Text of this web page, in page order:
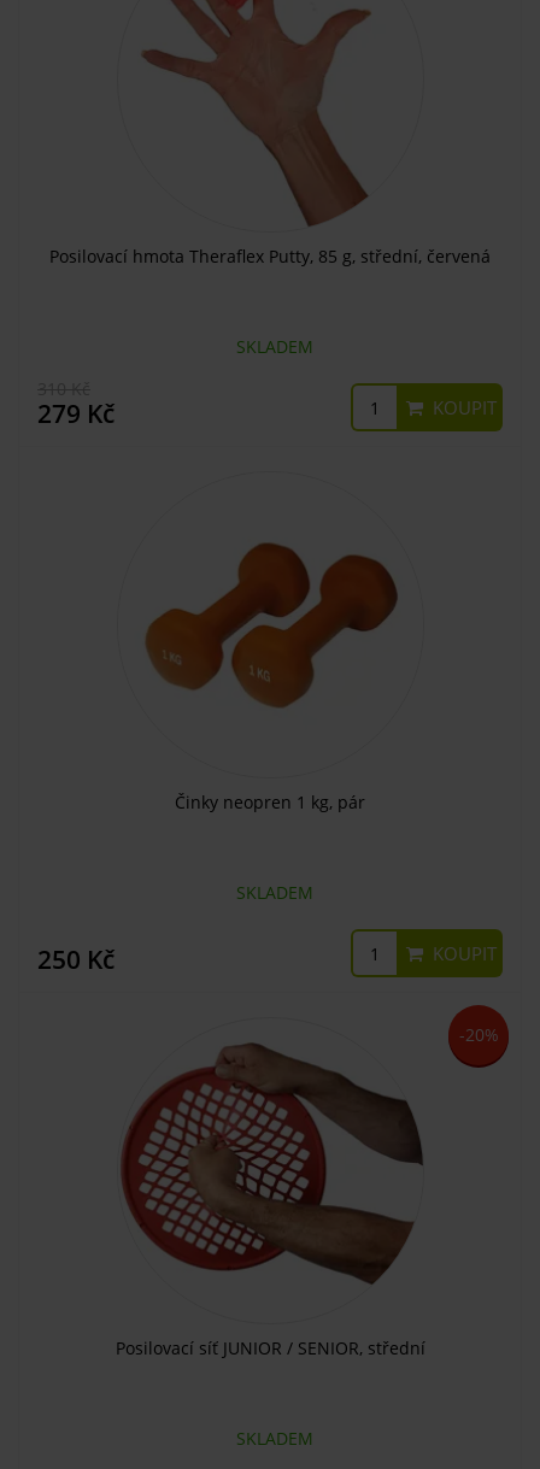
Posilovací hmota Theraflex Putty, 85 g, střední, červená
SKLADEM
279 Kč KOUPIT
Činky neopren 1 kg, pár
SKLADEM
250 Kč KOUPIT
-20%
Posilovací síť JUNIOR / SENIOR, střední
SKLADEM